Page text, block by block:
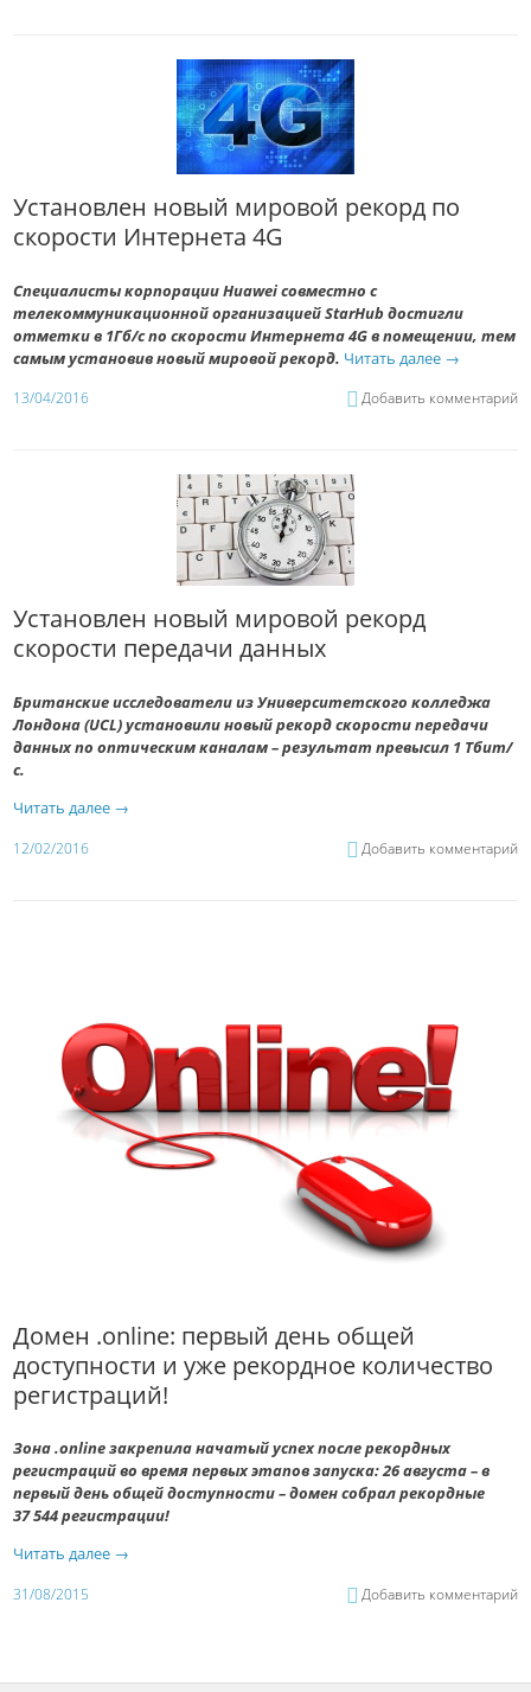
Установлен новый мировой рекорд по
скорости Интернета 4G
Специалисты корпорации Huawei совместно с
телекоммуникационной организацией StarHub достигли
отметки в 1Гб/с по скорости Интернета 4G в помещении, тем
самым установив новый мировой рекорд. Читать далее →
13/04/2016 Добавить комментарий
Установлен новый мировой рекорд
скорости передачи данных
Британские исследователи из Университетского колледжа
Лондона (UCL) установили новый рекорд скорости передачи
данных по оптическим каналам – результат превысил 1 Тбит/
с.
Читать далее →
12/02/2016 Добавить комментарий
Домен .online: первый день общей
доступности и уже рекордное количество
регистраций!
Зона .online закрепила начатый успех после рекордных
регистраций во время первых этапов запуска: 26 августа – в
первый день общей доступности – домен собрал рекордные
37 544 регистрации!
Читать далее →
31/08/2015 Добавить комментарий